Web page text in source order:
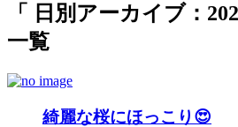
「 日別アーカイブ：
一覧
綺麗な桜にほっこり😍